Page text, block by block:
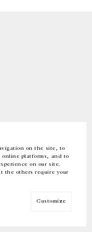
on the site, to
online platforms, and to
on our site.
the others require your
Customize